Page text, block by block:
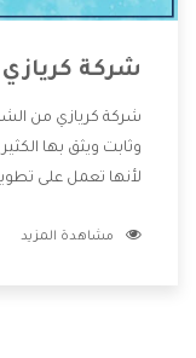
شركة كريازي
شركة كريازي من
وثابت ويثق بها
لأنها تعمل على
وتقدم للعملاء
مشاهدة المزيد